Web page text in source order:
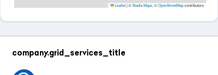
Leaflet |©Stadia Maps , ©OpenStreetMapcontributors
company.grid_services_title